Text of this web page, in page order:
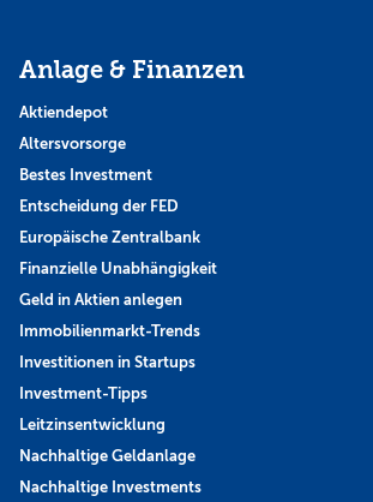
Anlage & Finanzen
Aktiendepot
Altersvorsorge
Bestes Investment
Entscheidung der FED
Europäische Zentralbank
Finanzielle Unabhängigkeit
Geld in Aktien anlegen
Immobilienmarkt-Trends
Investitionen in Startups
Investment-Tipps
Leitzinsentwicklung
Nachhaltige Geldanlage
Nachhaltige Investments